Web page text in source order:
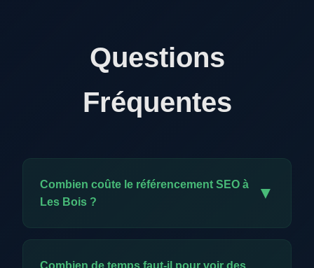
Questions
Fréquentes
Combien coûte le référencement SEO à
Les Bois ?
▼
Notre offre exclusive est à CHF 59.-/mois. Elle
Combien de temps faut-il pour voir des